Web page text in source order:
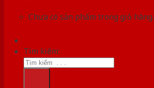
Chưa có sản phẩm trong giỏ hàng.
Tìm kiếm: